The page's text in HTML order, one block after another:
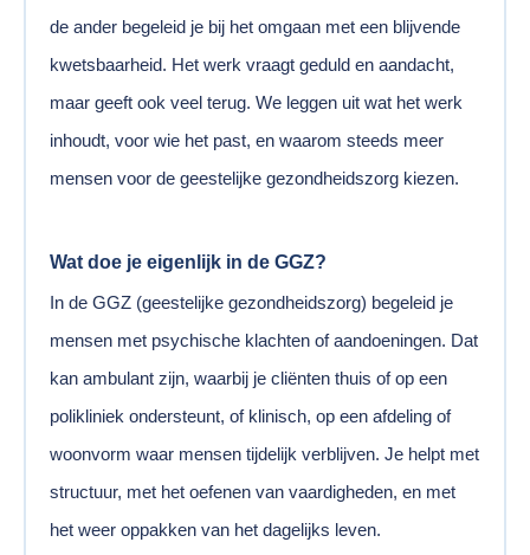
de ander begeleid je bij het omgaan met een blijvende
kwetsbaarheid. Het werk vraagt geduld en aandacht,
maar geeft ook veel terug. We leggen uit wat het werk
inhoudt, voor wie het past, en waarom steeds meer
mensen voor de geestelijke gezondheidszorg kiezen.
Wat doe je eigenlijk in de GGZ?
In de GGZ (geestelijke gezondheidszorg) begeleid je
mensen met psychische klachten of aandoeningen. Dat
kan ambulant zijn, waarbij je cliënten thuis of op een
polikliniek ondersteunt, of klinisch, op een afdeling of
woonvorm waar mensen tijdelijk verblijven. Je helpt met
structuur, met het oefenen van vaardigheden, en met
het weer oppakken van het dagelijks leven.